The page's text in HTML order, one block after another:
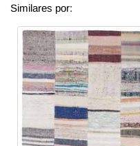
Similares por: